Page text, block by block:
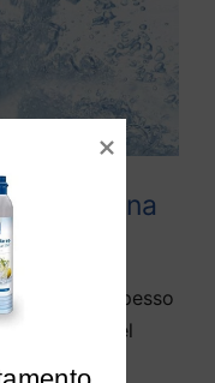
Reana
che spesso
di Reana del